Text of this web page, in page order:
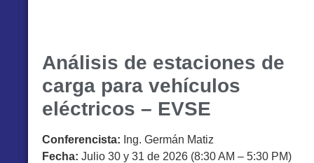
Análisis de estaciones de
carga para vehículos
eléctricos – EVSE
Conferencista: Ing. Germán Matiz
Fecha: Julio 30 y 31 de 2026 (8:30 AM – 5:30 PM)